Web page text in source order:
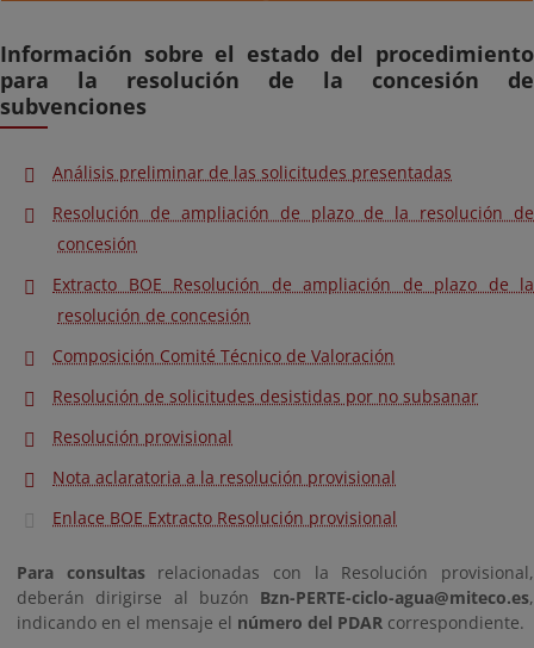
Información sobre el estado del procedimiento
para la resolución de la concesión de
subvenciones
Análisis preliminar de las solicitudes presentadas
Resolución de ampliación de plazo de la resolución de
concesión
Extracto BOE Resolución de ampliación de plazo de la
resolución de concesión
Composición Comité Técnico de Valoración
Resolución de solicitudes desistidas por no subsanar
Resolución provisional
Nota aclaratoria a la resolución provisional
Enlace BOE Extracto Resolución provisional
Para consultasrelacionadas con la Resolución provisional,
deberán dirigirse al buzón Bzn-PERTE-ciclo-agua@miteco.es,
indicando en el mensaje el número del PDAR correspondiente.